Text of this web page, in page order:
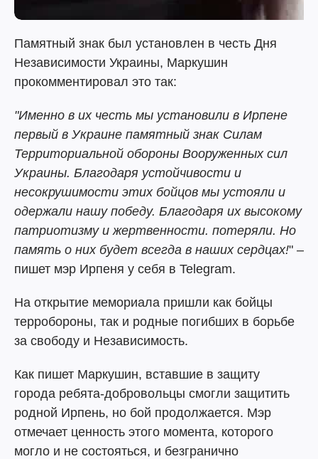
Памятный знак был установлен в честь Дня
Независимости Украины, Маркушин
прокомментировал это так:
"Именно в их честь мы установили в Ирпене
первый в Украине памятный знак Силам
Территориальной обороны Вооруженных сил
Украины. Благодаря устойчивости и
несокрушимости этих бойцов мы устояли и
одержали нашу победу. Благодаря их высокому
патриотизму и жертвенности. потеряли. Но
память о них будет всегда в наших сердцах!" –
пишет мэр Ирпеня у себя в Telegram.
На открытие мемориала пришли как бойцы
терробороны, так и родные погибших в борьбе
за свободу и Независимость.
Как пишет Маркушин, вставшие в защиту
города ребята-добровольцы смогли защитить
родной Ирпень, но бой продолжается. Мэр
отмечает ценность этого момента, которого
могло и не состояться, и безгранично